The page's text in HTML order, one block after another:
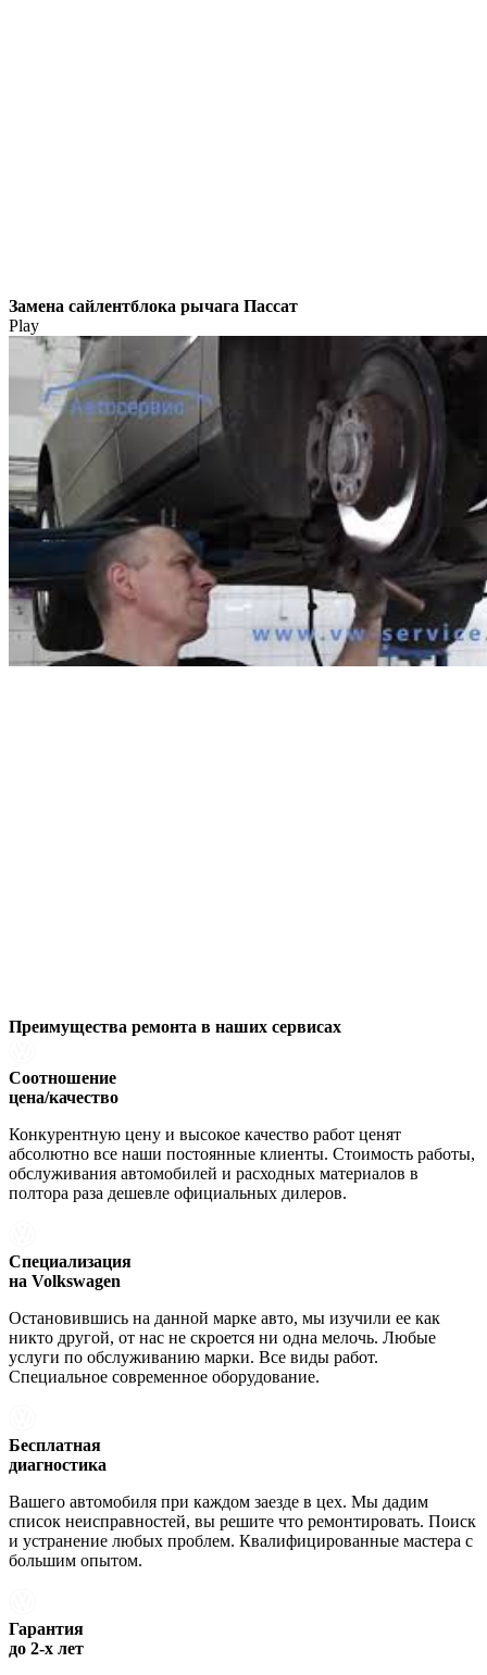
Замена сайлентблока рычага Пассат
Play
Преимущества ремонта в наших сервисах
Соотношение
цена/качество
Конкурентную цену и высокое качество работ ценят
абсолютно все наши постоянные клиенты. Стоимость работы,
обслуживания автомобилей и расходных материалов в
полтора раза дешевле официальных дилеров.
Специализация
на Volkswagen
Остановившись на данной марке авто, мы изучили ее как
никто другой, от нас не скроется ни одна мелочь. Любые
услуги по обслуживанию марки. Все виды работ.
Специальное современное оборудование.
Бесплатная
диагностика
Вашего автомобиля при каждом заезде в цех. Мы дадим
список неисправностей, вы решите что ремонтировать. Поиск
и устранение любых проблем. Квалифицированные мастера с
большим опытом.
Гарантия
до 2-х лет